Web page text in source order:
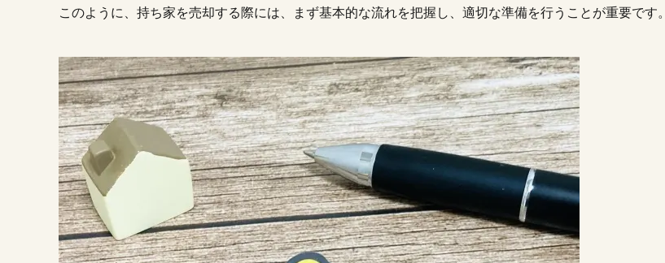
を追
介！
3.
□空
き
家
売
却
の
メ
リ
ッ
このように、持ち家を売却する際には、まず基本的な流れを把握し、適切な準備を行うことが重要です。